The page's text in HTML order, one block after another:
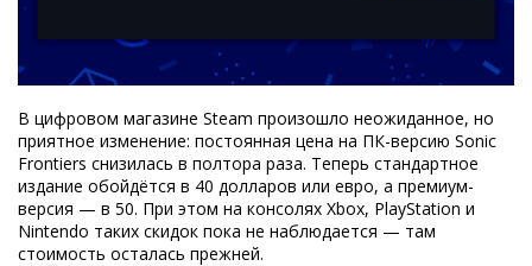
В цифровом магазине Steam произошло неожиданное, но
приятное изменение: постоянная цена на ПК-версию Sonic
Frontiers снизилась в полтора раза. Теперь стандартное
издание обойдётся в 40 долларов или евро, а премиум-
версия — в 50. При этом на консолях Xbox, PlayStation и
Nintendo таких скидок пока не наблюдается — там
стоимость осталась прежней.